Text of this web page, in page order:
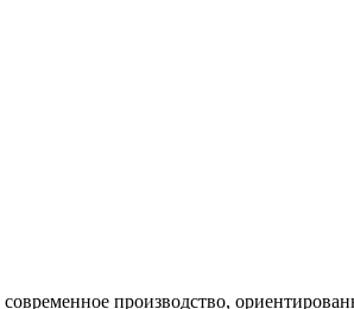
производство,